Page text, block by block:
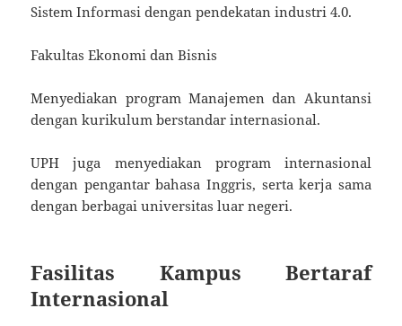
Sistem Informasi dengan pendekatan industri 4.0.
Fakultas Ekonomi dan Bisnis
Menyediakan program Manajemen dan Akuntansi
dengan kurikulum berstandar internasional.
UPH juga menyediakan program internasional
dengan pengantar bahasa Inggris, serta kerja sama
dengan berbagai universitas luar negeri.
Fasilitas Kampus Bertaraf
Internasional